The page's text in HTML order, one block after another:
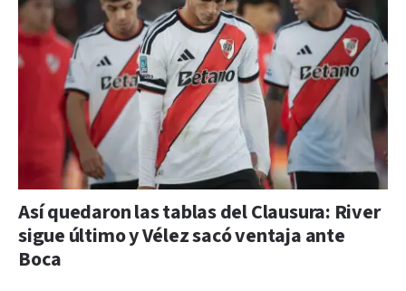
Así quedaron las tablas del Clausura: River
sigue último y Vélez sacó ventaja ante
Boca